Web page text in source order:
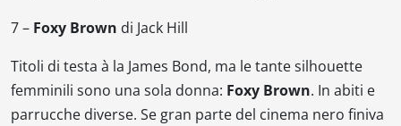
7 – Foxy Brown di Jack Hill
Titoli di testa à la James Bond, ma le tante silhouette
femminili sono una sola donna: Foxy Brown. In abiti e
parrucche diverse. Se gran parte del cinema nero finiva